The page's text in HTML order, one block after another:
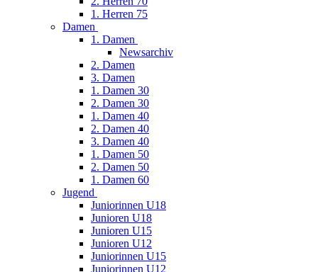
1. Herren 75
Damen
1. Damen
Newsarchiv
2. Damen
3. Damen
1. Damen 30
2. Damen 30
1. Damen 40
2. Damen 40
3. Damen 40
1. Damen 50
2. Damen 50
1. Damen 60
Jugend
Juniorinnen U18
Junioren U18
Junioren U15
Junioren U12
Juniorinnen U15
Juniorinnen U12